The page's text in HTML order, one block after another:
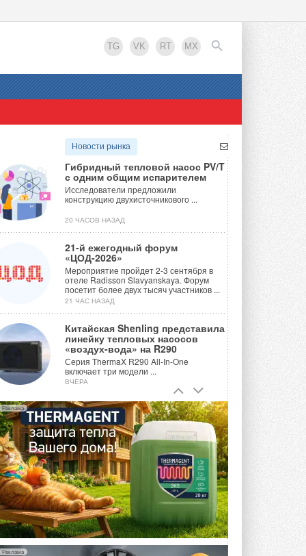
TG VK RT MX
EN
Новости рынка
Гибридный тепловой насос PV/T
с одним общим испарителем
Исследователи предложили
конструкцию двухисточникового ...
20 ЧАСОВ НАЗАД
21-й ежегодный форум
«ЦОД-2026»
Мероприятие пройдет 2-3 сентября в
отеле Radisson Slavyanskaya. Форум
посетит более двух тысяч участников ...
21 ЧАС НАЗАД
Китайская Shenling представила
линейку тепловых насосов
«воздух-вода» на R290
Серия ThermaX R290 All-In-One
включает три модели ...
ВЧЕРА
Тепловые насосы в связке с
солнечной генерацией и
накопителем снижают
потребление на 60%
Исследователи из Италии установили ...
ВЧЕРА
«РУСКЛИМАТ Fest 2026» в Уфе
собрал свыше 700 профи
климатической отрасли
Организатором выступил торгово-
производственный холдинг ...
3 АВГУСТА 2026
Реклама
Реклама